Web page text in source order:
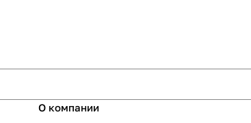
О компании